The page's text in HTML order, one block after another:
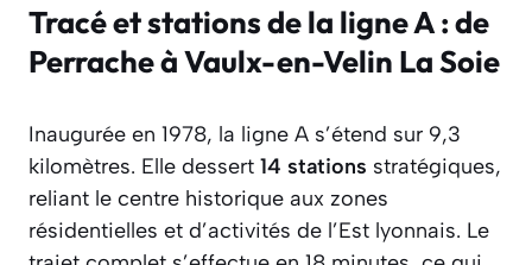
Tracé et stations de la ligne A : de
Perrache à Vaulx-en-Velin La Soie
Inaugurée en 1978, la ligne A s’étend sur 9,3
kilomètres. Elle dessert 14 stations stratégiques,
reliant le centre historique aux zones
résidentielles et d’activités de l’Est lyonnais. Le